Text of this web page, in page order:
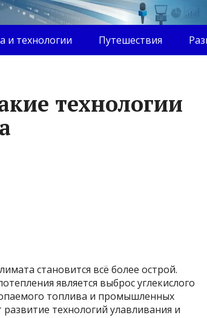
и технологии Путешествия
технологии
становится всё более острой.
является выброс углекислого
топлива и промышленных
технологий улавливания и